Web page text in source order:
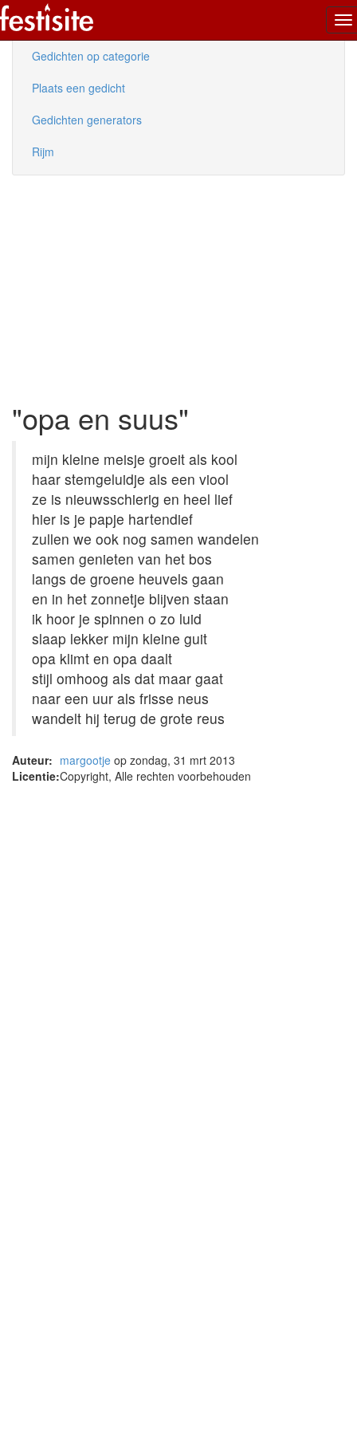
Nieuwe gedichten
Gedichten op categorie
Plaats een gedicht
Gedichten generators
Rijm
"opa en suus"
mijn kleine meisje groeit als kool
haar stemgeluidje als een viool
ze is nieuwsschierig en heel lief
hier is je papje hartendief
zullen we ook nog samen wandelen
samen genieten van het bos
langs de groene heuvels gaan
en in het zonnetje blijven staan
ik hoor je spinnen o zo luid
slaap lekker mijn kleine guit
opa klimt en opa daalt
stijl omhoog als dat maar gaat
naar een uur als frisse neus
wandelt hij terug de grote reus
Auteur: margootje op zondag, 31 mrt 2013
Licentie:Copyright, Alle rechten voorbehouden